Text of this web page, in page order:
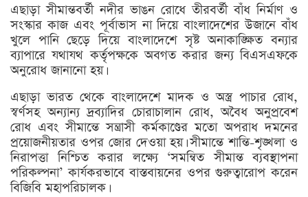
এছাড়া সীমান্তবর্তী নদীর ভাঙন রোধে তীরবর্তী বাঁধ নির্মাণ ও
সংস্কার কাজ এবং পূর্বাভাস না দিয়ে বাংলাদেশের উজানে বাঁধ
খুলে পানি ছেড়ে দিয়ে বাংলাদেশে সৃষ্ট অনাকাঙ্ক্ষিত বন্যার
ব্যাপারে যথাযথ কর্তৃপক্ষকে অবগত করার জন্য বিএসএফকে
অনুরোধ জানানো হয়।
এছাড়া ভারত থেকে বাংলাদেশে মাদক ও অস্ত্র পাচার রোধ,
স্বর্ণসহ অন্যান্য দ্রব্যাদির চোরাচালান রোধ, অবৈধ অনুপ্রবেশ
রোধ এবং সীমান্তে সন্ত্রাসী কর্মকাণ্ডের মতো অপরাধ দমনের
প্রয়োজনীয়তার ওপর জোর দেওয়া হয়। সীমান্তে শান্তি-শৃঙ্খলা ও
নিরাপত্তা নিশ্চিত করার লক্ষ্যে ‘সমন্বিত সীমান্ত ব্যবস্থাপনা
পরিকল্পনা’ কার্যকরভাবে বাস্তবায়নের ওপর গুরুত্বারোপ করেন
বিজিবি মহাপরিচালক।